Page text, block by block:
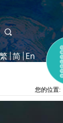
您的位置: